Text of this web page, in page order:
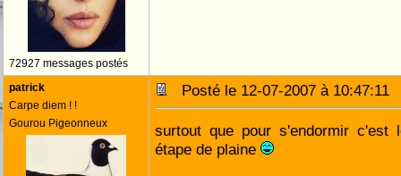
72927 messages postés
patrick
Carpe diem ! !
Gourou Pigeonneux
Posté le 12-07-2007 à
surtout que pour s'endormir c'est
étape de plaine